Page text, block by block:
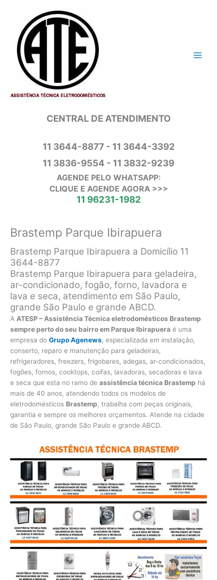
conteúdo
CENTRAL DE ATENDIMENTO
11 3644-8877 - 11 3644-3392
11 3836-9554 - 11 3832-9239
AGENDE PELO WHATSAPP:
CLIQUE E AGENDE AGORA >>>
11 96231-1982
Brastemp Parque Ibirapuera
Brastemp Parque Ibirapuera a Domicílio 11
3644-8877
Brastemp Parque Ibirapuera para geladeira,
ar-condicionado, fogão, forno, lavadora e
lava e seca, atendimento em São Paulo,
grande São Paulo e grande ABCD.
A ATESP – Assistência Técnica eletrodomésticos Brastemp
sempre perto do seu bairro em Parque Ibirapuera é uma
empresa doGrupo Agenews, especializada em instalação,
conserto, reparo e manutenção para geladeiras,
refrigeradores, freezers, frigobares, adegas, ar-condicionados,
fogões, fornos, cooktops, coifas, lavadoras, secadoras e lava
e seca que esta no ramo deassistência técnica Brastemp há
mais de 40 anos, atendendo todos os modelos de
eletrodomésticos Brastemp, trabalha com peças originais,
garantia e sempre os melhores orçamentos. Atende na cidade
de São Paulo, grande São Paulo e grande ABCD.